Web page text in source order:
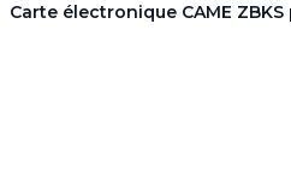
Carte électronique CAME